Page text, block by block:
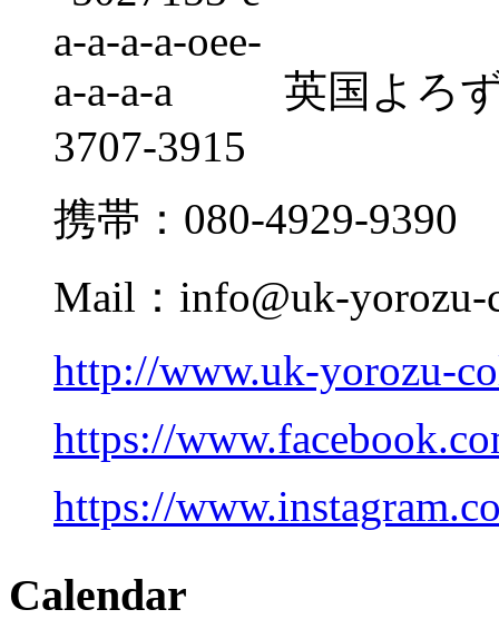
英国よろ
3707-3915
携帯：080-4929-9390
Mail：info@uk-yorozu-
http://www.uk-yorozu-
https://
https://
Calendar